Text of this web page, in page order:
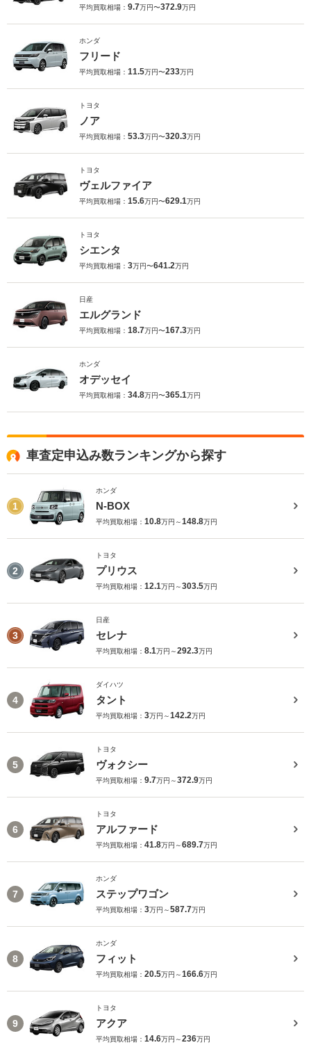
平均買取相場： 9.7万円〜372.9万円
ホンダ
フリード
平均買取相場： 11.5万円〜233万円
トヨタ
ノア
平均買取相場： 53.3万円〜320.3万円
トヨタ
ヴェルファイア
平均買取相場： 15.6万円〜629.1万円
トヨタ
シエンタ
平均買取相場： 3万円〜641.2万円
日産
エルグランド
平均買取相場： 18.7万円〜167.3万円
ホンダ
オデッセイ
平均買取相場： 34.8万円〜365.1万円
車査定申込み数ランキングから探す
1
ホンダ
N-BOX
平均買取相場： 10.8万円～148.8万円
2
トヨタ
プリウス
平均買取相場： 12.1万円～303.5万円
3
日産
セレナ
平均買取相場： 8.1万円～292.3万円
4
ダイハツ
タント
平均買取相場： 3万円～142.2万円
5
トヨタ
ヴォクシー
平均買取相場： 9.7万円～372.9万円
6
トヨタ
アルファード
平均買取相場： 41.8万円～689.7万円
7
ホンダ
ステップワゴン
平均買取相場： 3万円～587.7万円
8
ホンダ
フィット
平均買取相場： 20.5万円～166.6万円
9
トヨタ
アクア
平均買取相場： 14.6万円～236万円